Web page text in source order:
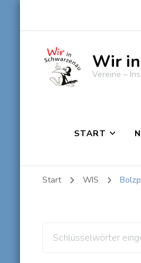
Wir
Vereine –
START
Start WIS
Suchst